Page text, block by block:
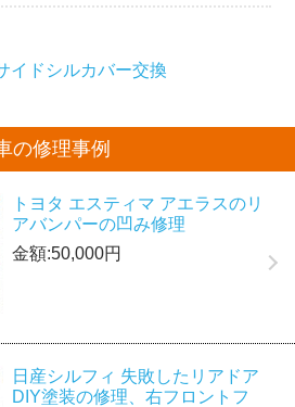
イドシルカバー交換
の修理事例
トヨタ エスティマ アエラスのリ
アバンパーの凹み修理
金額:50,000円
日産シルフィ 失敗したリアドア
DIY塗装の修理、右フロントフ